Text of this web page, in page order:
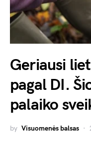
Geriausi
pagal DI.
palaiko
by Visuomenės balsas